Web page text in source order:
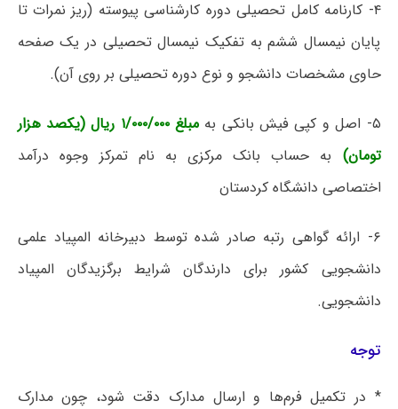
۴- کارنامه کامل تحصیلی دوره کارشناسی پیوسته (ریز نمرات تا
پایان نیمسال ششم به تفکیک نیمسال تحصیلی در یک صفحه
حاوی مشخصات دانشجو و نوع دوره تحصیلی بر روی آن).
۵- اصل و کپی فیش بانکی به
مبلغ ۱/۰۰۰/۰۰۰ ریال (یکصد هزار
تومان) به حساب بانک مرکزی به نام تمرکز وجوه درآمد
اختصاصی دانشگاه کردستان
۶- ارائه گواهی رتبه صادر شده توسط دبیرخانه المپیاد علمی
دانشجویی کشور برای دارندگان شرایط برگزیدگان المپیاد
دانشجویی.
توجه
* در تکمیل فرم‌ها و ارسال مدارک دقت شود، چون مدارک